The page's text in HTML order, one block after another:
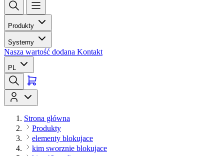
Produkty
Systemy
Nasza wartość dodana Kontakt
PL
Strona główna
Produkty
elementy blokujace
kim sworznie blokujace